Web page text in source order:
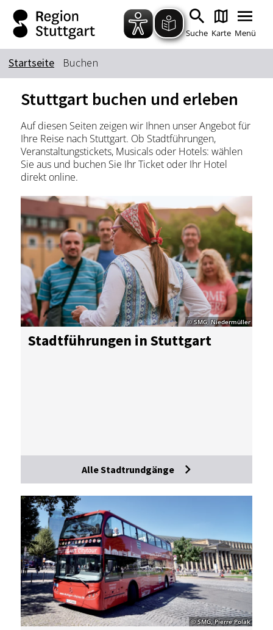
Zum Hauptinhalt springen
Zur Suche springen
Zur Hauptnavigation
Zum Footer springen
Suche Karte Menü
Suchbegriff
Das könnte Sie interessieren
Stadtführungen
Tickets
Citytour
Erlebnisse
Wein
Automobil
Kultur
Feste & Highlights
Startseite Buchen
Stuttgart buchen und erleben
Auf diesen Seiten zeigen wir Ihnen unser Angebot für
Ihre Reise nach Stuttgart. Ob Stadtführungen,
Veranstaltungstickets, Musicals oder Hotels: wählen
Sie aus und buchen Sie Ihr Ticket oder Ihr Hotel
direkt online.
© SMG, Niedermüller
Stadt­füh­run­gen in Stutt­gart
Alle Stadtrundgänge
© SMG, Pierre Polak